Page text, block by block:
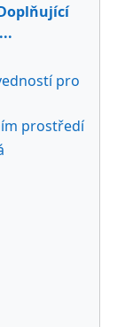
pro
prostředí